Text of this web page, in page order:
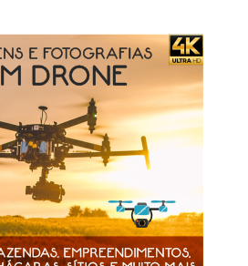
de Estado de Saúde
de 2017 e 2021, foram
casos de hanseníase em
de notificação. Em
casos; em 2018 foram 1.035
casos; em 2020 foram 759
868.